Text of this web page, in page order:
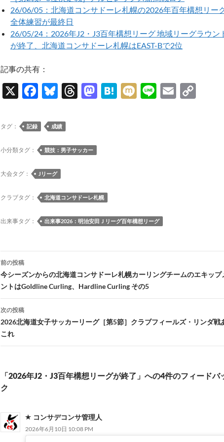
26/06/05：北海道コンサドーレ札幌の2026年百年構想リー
全体練習が最終日
26/05/24：2026年J2・J3百年構想リーグ 地域リーグラウン
が終了、北海道コンサドーレ札幌はEAST-Bで2位
記事の共有：
X
F
e
o
o
Bl
es
y
T
ds
M H
M Li
E
タグ： 記録 成績
小分類タグ： 競技：男子サッカー
大会タグ： Jリーグ
クラブタグ： 北海道コンサドーレ札幌
出来事タグ： 出来事2026：明治安田Ｊリーグ百年構想リーグ
投
稿
ナ
ビ
ゲ
ー
ョ
前の投稿
今シーズンからの北海道コンサドーレ札幌カーリングチームのエキップ
ントはGoldline Curling、Hardline Curling その5
次の投稿
2026北海道女子サッカーリーグ［第5節］クラブフィールズ・リンダ戦
これ
「2026年J2・J3百年構想リーグが終了」への4件のフィードバ
ク
コンサデコンサ管理人
2026年6月10日 10:08 PM